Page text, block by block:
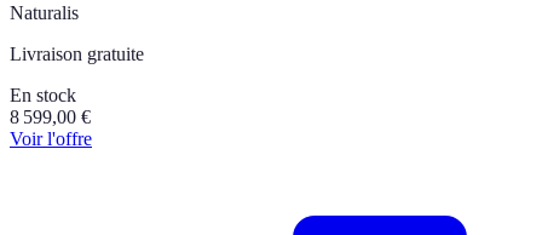
Naturalis
Livraison gratuite
En stock
8 599,00 €
Voir l'offre